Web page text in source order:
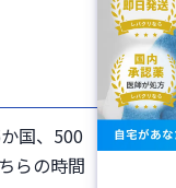
国、500
らの時間